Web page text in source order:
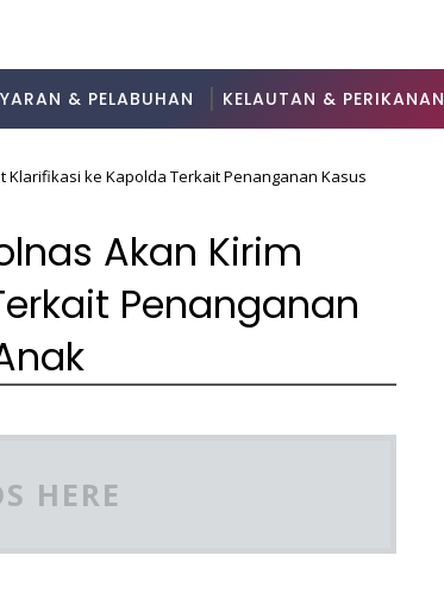
& PELABUHAN KELAUTAN & PERIKANAN
Klarifikasi ke Kapolda Terkait Penanganan Kasus
Akan Kirim
Penanganan
HERE